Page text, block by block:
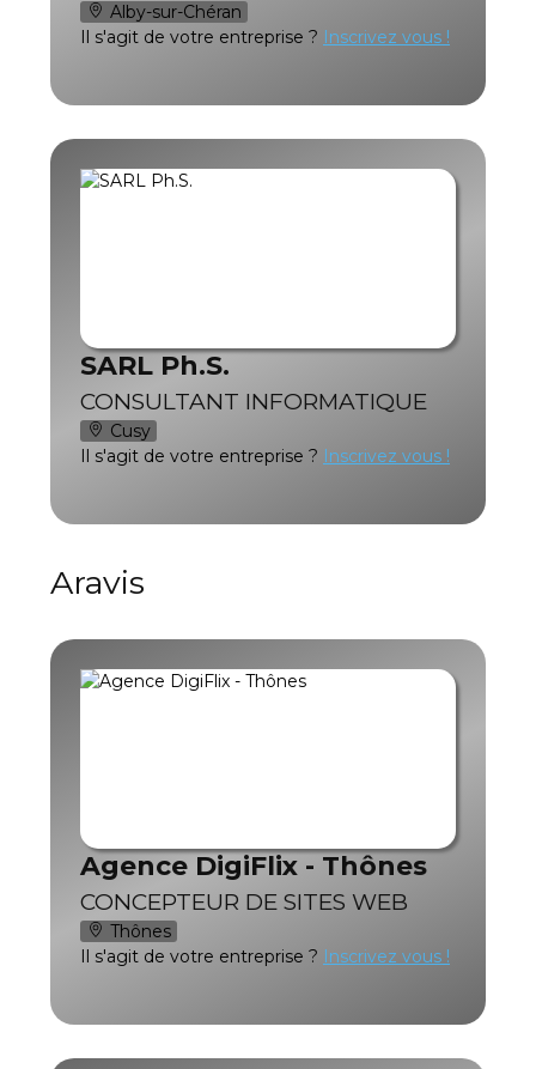
Alby-sur-Chéran
Il s'agit de votre entreprise ? Inscrivez vous !
SARL Ph.S.
CONSULTANT INFORMATIQUE
Cusy
Il s'agit de votre entreprise ? Inscrivez vous !
Aravis
Agence DigiFlix - Thônes
CONCEPTEUR DE SITES WEB
Thônes
Il s'agit de votre entreprise ? Inscrivez vous !